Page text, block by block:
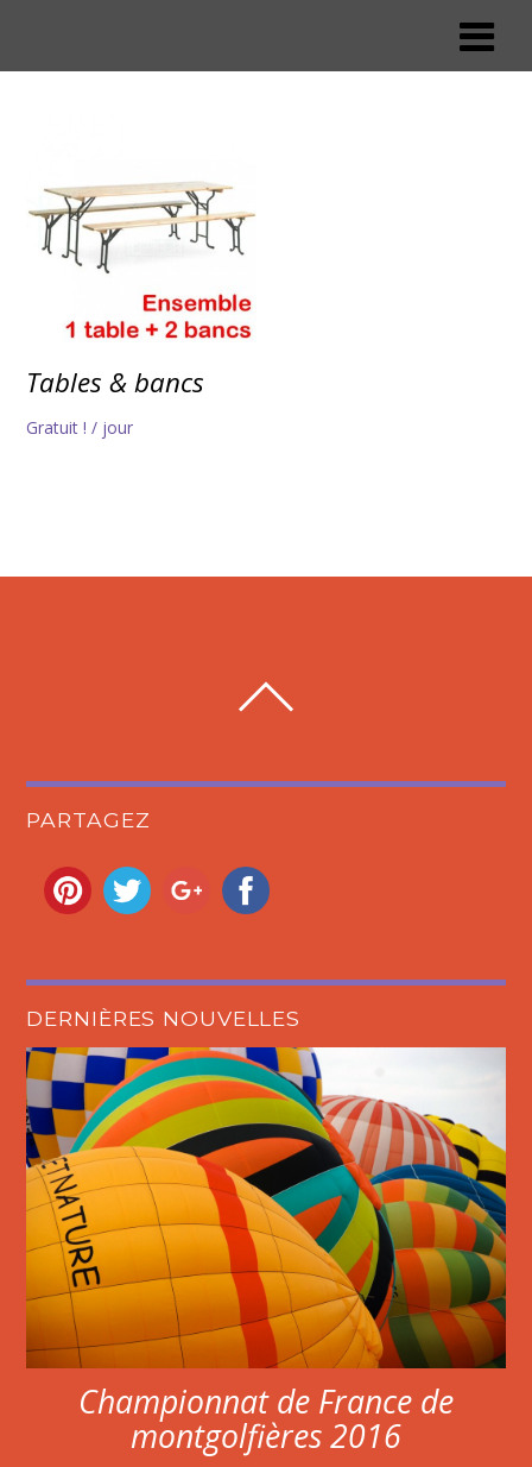
Tables & bancs
Gratuit ! / jour
PARTAGEZ
DERNIÈRES NOUVELLES
Championnat de France de
montgolfières 2016